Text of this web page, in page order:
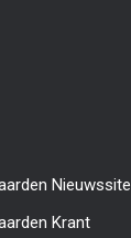
Nieuwssite
Krant